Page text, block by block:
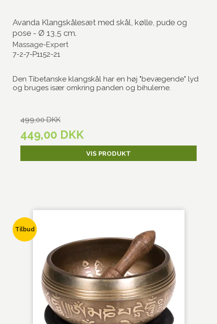
Avanda Klangskålesæt med skål, kølle, pude og
pose - Ø 13,5 cm.
Massage-Expert
7-2-7-P1152-21
Den Tibetanske klangskål har en høj "bevægende" lyd
og bruges især omkring panden og bihulerne.
499,00 DKK
449,00 DKK
VIS PRODUKT
Tilbud